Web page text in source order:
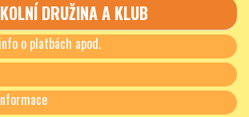
DRUŽINA A KLUB
o platbách apod.